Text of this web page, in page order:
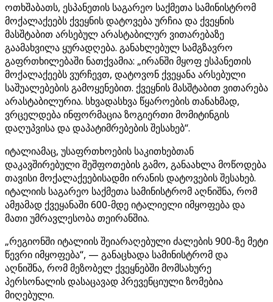
ოთხშაბათს, ესპანეთის საგარეო საქმეთა სამინისტრომ
მოქალაქეებს ქვეყნის დატოვება ურჩია და ქვეყნის
მასშტაბით არსებულ არასტაბილურ ვითარებაზე
გაამახვილა ყურადღება. განახლებულ სამგზავრო
გაფრთხილებაში ნათქვამია: „ირანში მყოფ ესპანეთის
მოქალაქეებს ვურჩევთ, დატოვონ ქვეყანა არსებული
საშუალებების გამოყენებით. ქვეყნის მასშტაბით ვითარება
არასტაბილურია. სხვადასხვა წყაროების თანახმად,
ვრცელდება ინფორმაცია ზოგიერთი მომიტინგის
დაღუპვისა და დაპატიმრებების შესახებ“.
იტალიამაც, უსაფრთხოების საკითხებთან
დაკავშირებული შეშფოთების გამო, განაახლა მოწოდება
თავისი მოქალაქეებისადმი ირანის დატოვების შესახებ.
იტალიის საგარეო საქმეთა სამინისტრომ აღნიშნა, რომ
ამჟამად ქვეყანაში 600-მდე იტალიელი იმყოფება და
მათი უმრავლესობა თეირანშია.
„რეგიონში იტალიის შეიარაღებული ძალების 900-ზე მეტი
წევრი იმყოფება“, — განაცხადა სამინისტრომ და
აღნიშნა, რომ მეზობელ ქვეყნებში მომსახურე
პერსონალის დასაცავად პრევენციული ზომებია
მიღებული.